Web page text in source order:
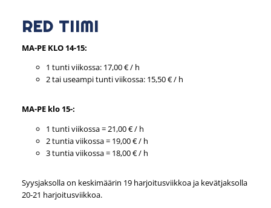
RED TIIMI
MA-PE KLO 14-15:
1 tunti viikossa: 17,00 € / h
2 tai useampi tunti viikossa: 15,50 € / h
MA-PE klo 15-:
1 tunti viikossa = 21,00 € / h
2 tuntia viikossa = 19,00 € / h
3 tuntia viikossa = 18,00 € / h
Syysjaksolla on keskimäärin 19 harjoitusviikkoa ja kevätjaksolla
20-21 harjoitusviikkoa.